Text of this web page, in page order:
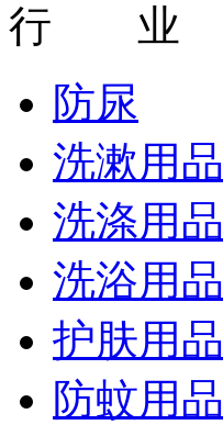
行 业
防尿
洗漱用品
洗涤用品
洗浴用品
护肤用品
防蚊用品